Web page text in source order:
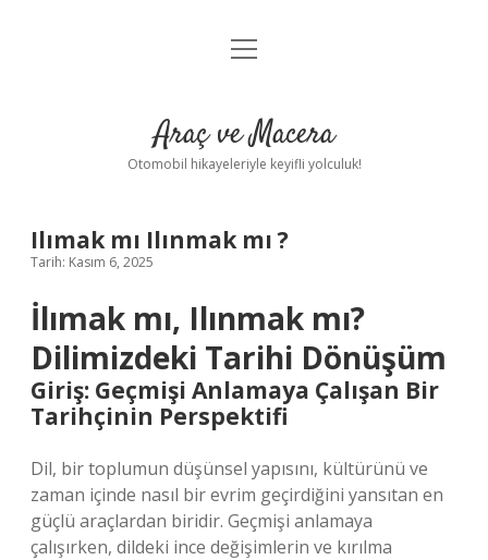
Anasayfa
Yasal Uyarı
menüyü
Araç ve Macera
Otomobil hikayeleriyle keyifli yolculuk!
Ilımak mı Ilınmak mı ?
Tarih: Kasım 6, 2025
İlımak mı, Ilınmak mı?
Dilimizdeki Tarihi Dönüşüm
Giriş: Geçmişi Anlamaya Çalışan Bir
Tarihçinin Perspektifi
Dil, bir toplumun düşünsel yapısını, kültürünü ve
zaman içinde nasıl bir evrim geçirdiğini yansıtan en
güçlü araçlardan biridir. Geçmişi anlamaya
çalışırken, dildeki ince değişimlerin ve kırılma